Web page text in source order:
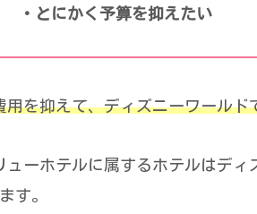
・とにかく予算を抑えたい
用を抑えて、ディズニーワールド
ューホテルに属するホテルはデ
す。